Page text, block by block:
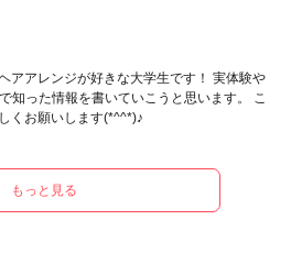
アアレンジが好きな大学生です！ 実体験や
知った情報を書いていこうと思います。 こ
くお願いします(*^^*)♪
もっと見る